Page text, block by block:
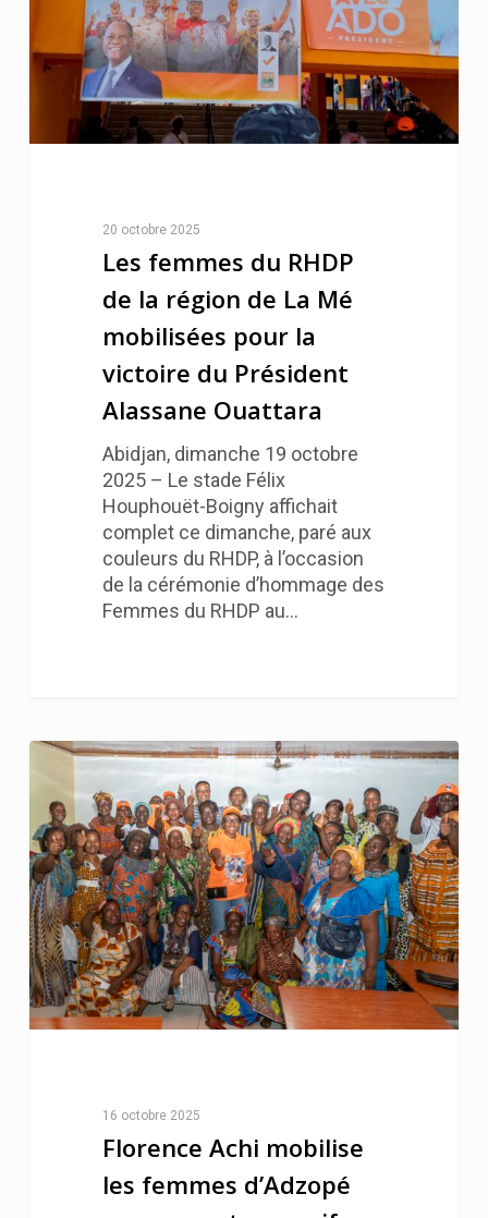
20 octobre 2025
Les femmes du RHDP
de la région de La Mé
mobilisées pour la
victoire du Président
Alassane Ouattara
Abidjan, dimanche 19 octobre
2025 – Le stade Félix
Houphouët-Boigny affichait
complet ce dimanche, paré aux
couleurs du RHDP, à l’occasion
de la cérémonie d’hommage des
Femmes du RHDP au…
16 octobre 2025
Florence Achi mobilise
les femmes d’Adzopé